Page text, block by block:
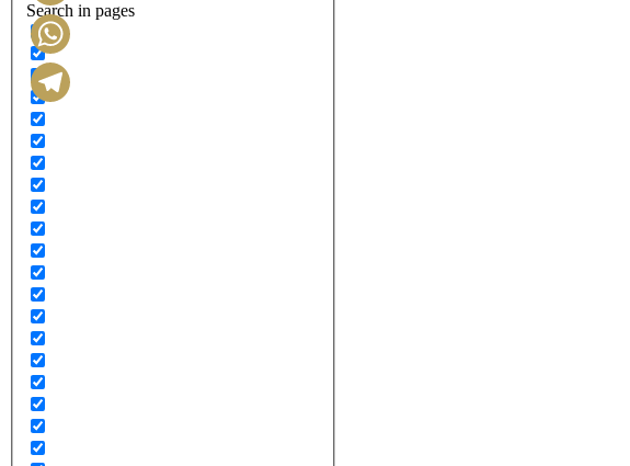
Search in pages
LinkedIn
WhatsApp
Telegram